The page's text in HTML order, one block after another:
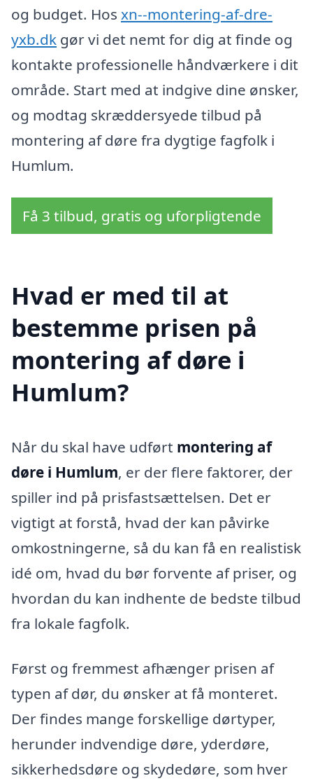
og budget. Hos xn--montering-af-dre-
yxb.dk gør vi det nemt for dig at finde og
kontakte professionelle håndværkere i dit
område. Start med at indgive dine ønsker,
og modtag skræddersyede tilbud på
montering af døre fra dygtige fagfolk i
Humlum.
Få 3 tilbud, gratis og uforpligtende
Hvad er med til at
bestemme prisen på
montering af døre i
Humlum?
Når du skal have udført montering af
døre i Humlum, er der flere faktorer, der
spiller ind på prisfastsættelsen. Det er
vigtigt at forstå, hvad der kan påvirke
omkostningerne, så du kan få en realistisk
idé om, hvad du bør forvente af priser, og
hvordan du kan indhente de bedste tilbud
fra lokale fagfolk.
Først og fremmest afhænger prisen af
typen af dør, du ønsker at få monteret.
Der findes mange forskellige dørtyper,
herunder indvendige døre, yderdøre,
sikkerhedsdøre og skydedøre, som hver